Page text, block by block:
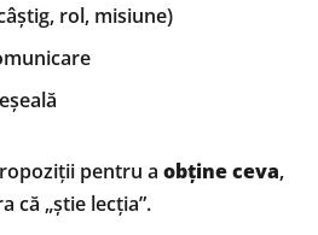
rol, misiune)
pentru a obține ceva,
că „știe lecția”.